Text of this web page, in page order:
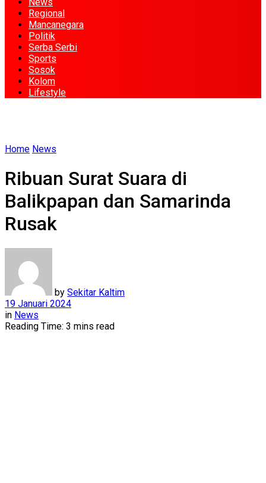
Regional
Mancanegara
Politik
Serba Serbi
Sports
Sosok
Kolom
Lifestyle
Home News
Ribuan Surat Suara di
Balikpapan dan Samarinda
Rusak
by Sekitar Kaltim
19 Januari 2024
in News
Reading Time: 3 mins read